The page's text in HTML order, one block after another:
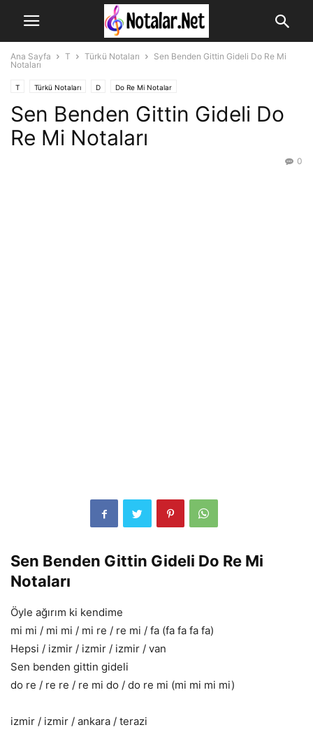
Ana Sayfa T Türkü Notaları
Sen Benden Gittin Gideli Do Re Mi
Notaları
T Türkü Notaları D Do Re Mi Notalar
Sen Benden Gittin Gideli Do
Re Mi Notaları
0
Sen Benden Gittin Gideli Do Re Mi
Notaları
Öyle ağırım ki kendime
mi mi / mi mi / mi re / re mi / fa (fa fa fa fa)
Hepsi / izmir / izmir / izmir / van
Sen benden gittin gideli
do re / re re / re mi do / do re mi (mi mi mi mi)
izmir / izmir / ankara / terazi